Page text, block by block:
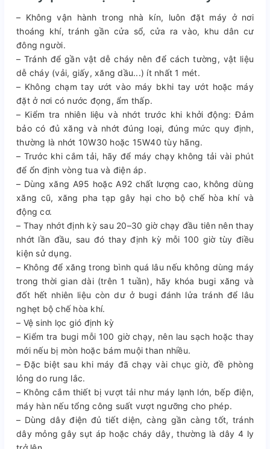
– Không vận hành trong nhà kín, luôn đặt máy ở nơi
thoáng khí, tránh gần cửa sổ, cửa ra vào, khu dân cư
đông người.
– Tránh để gần vật dễ cháy nên để cách tường, vật liệu
dễ cháy (vải, giấy, xăng dầu...) ít nhất 1 mét.
– Không chạm tay ướt vào máy bkhi tay ướt hoặc máy
đặt ở nơi có nước đọng, ẩm thấp.
– Kiểm tra nhiên liệu và nhớt trước khi khởi động: Đảm
bảo có đủ xăng và nhớt đúng loại, đúng mức quy định,
thường là nhớt 10W30 hoặc 15W40 tùy hãng.
– Trước khi cắm tải, hãy để máy chạy không tải vài phút
để ổn định vòng tua và điện áp.
– Dùng xăng A95 hoặc A92 chất lượng cao, không dùng
xăng cũ, xăng pha tạp gây hại cho bộ chế hòa khí và
động cơ.
– Thay nhớt định kỳ sau 20–30 giờ chạy đầu tiên nên thay
nhớt lần đầu, sau đó thay định kỳ mỗi 100 giờ tùy điều
kiện sử dụng.
– Không để xăng trong bình quá lâu nếu không dùng máy
trong thời gian dài (trên 1 tuần), hãy khóa bugi xăng và
đốt hết nhiên liệu còn dư ở bugi đánh lửa tránh để lâu
nghẹt bộ chế hòa khí.
– Vệ sinh lọc gió định kỳ
– Kiểm tra bugi mỗi 100 giờ chạy, nên lau sạch hoặc thay
mới nếu bị mòn hoặc bám muội than nhiều.
– Đặc biệt sau khi máy đã chạy vài chục giờ, đề phòng
lỏng do rung lắc.
– Không cắm thiết bị vượt tải như máy lạnh lớn, bếp điện,
máy hàn nếu tổng công suất vượt ngưỡng cho phép.
– Dùng dây điện đủ tiết diện, càng gần càng tốt, tránh
dây mỏng gây sụt áp hoặc cháy dây, thường là dây 4 ly